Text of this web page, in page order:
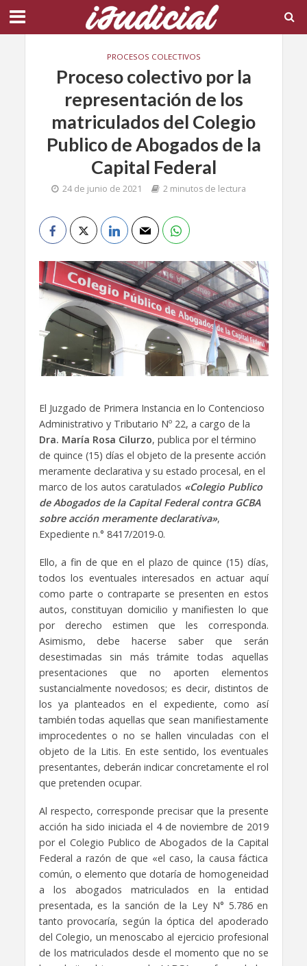
PROCESOS COLECTIVOS
Proceso colectivo por la
representación de los
matriculados del Colegio
Publico de Abogados de la
Capital Federal
24 de junio de 2021 2 minutos de lectura
El Juzgado de Primera Instancia en lo Contencioso
Administrativo y Tributario Nº 22, a cargo de la
Dra. María Rosa Cilurzo, publica por el término
de quince (15) días el objeto de la presente acción
meramente declarativa y su estado procesal, en el
marco de los autos caratulados «Colegio Publico
de Abogados de la Capital Federal contra GCBA
sobre acción meramente declarativa»,
Expediente n.° 8417/2019-0.
Ello, a fin de que en el plazo de quince (15) días,
todos los eventuales interesados en actuar aquí
como parte o contraparte se presenten en estos
autos, constituyan domicilio y manifiesten lo que
por derecho estimen que les corresponda.
Asimismo, debe hacerse saber que serán
desestimadas sin más trámite todas aquellas
presentaciones que no aporten elementos
sustancialmente novedosos; es decir, distintos de
los ya planteados en el expediente, como así
también todas aquellas que sean manifiestamente
improcedentes o no se hallen vinculadas con el
objeto de la Litis. En este sentido, los eventuales
presentantes, deberán indicar concretamente el rol
que pretenden ocupar.
Al respecto, corresponde precisar que la presente
acción ha sido iniciada el 4 de noviembre de 2019
por el Colegio Publico de Abogados de la Capital
Federal a razón de que «el caso, la causa fáctica
común, o elemento que dotaría de homogeneidad
a los abogados matriculados en la entidad
presentada, es la sanción de la Ley N° 5.786 en
tanto provocaría, según la óptica del apoderado
del Colegio, un menoscabo al ejercicio profesional
de los matriculados desde el momento que no se